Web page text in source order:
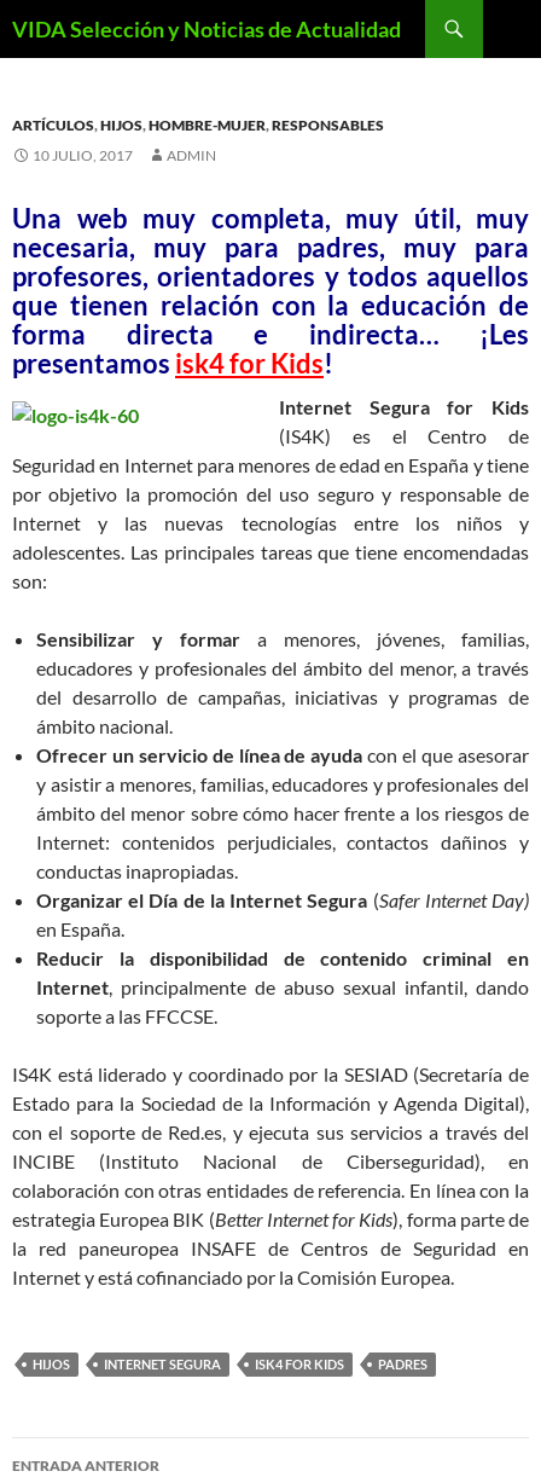
VIDA Selección y Noticias de Actualidad
ARTÍCULOS,HIJOS,HOMBRE-MUJER,RESPONSABLES
10 JULIO, 2017
ADMIN
Una web muy completa, muy útil, muy
necesaria, muy para padres, muy para
profesores, orientadores y todos aquellos
que tienen relación con la educación de
forma directa e indirecta… ¡Les
presentamos isk4 for Kids!
Internet Segura for Kids
(IS4K) es el Centro de
Seguridad en Internet para menores de edad en España y tiene
por objetivo la promoción del uso seguro y responsable de
Internet y las nuevas tecnologías entre los niños y
adolescentes. Las principales tareas que tiene encomendadas
son:
Sensibilizar y formar a menores, jóvenes, familias,
educadores y profesionales del ámbito del menor, a través
del desarrollo de campañas, iniciativas y programas de
ámbito nacional.
Ofrecer un servicio de línea de ayuda con el que asesorar
y asistir a menores, familias, educadores y profesionales del
ámbito del menor sobre cómo hacer frente a los riesgos de
Internet: contenidos perjudiciales, contactos dañinos y
conductas inapropiadas.
Organizar el Día de la Internet Segura (Safer Internet Day)
en España.
Reducir la disponibilidad de contenido criminal en
Internet, principalmente de abuso sexual infantil, dando
soporte a las FFCCSE.
IS4K está liderado y coordinado por la SESIAD (Secretaría de
Estado para la Sociedad de la Información y Agenda Digital),
con el soporte de Red.es, y ejecuta sus servicios a través del
INCIBE (Instituto Nacional de Ciberseguridad), en
colaboración con otras entidades de referencia. En línea con la
estrategia Europea BIK (Better Internet for Kids), forma parte de
la red paneuropea INSAFE de Centros de Seguridad en
Internet y está cofinanciado por la Comisión Europea.
HIJOS INTERNET SEGURA ISK4 FOR KIDS PADRES
Navegación
ENTRADA ANTERIOR